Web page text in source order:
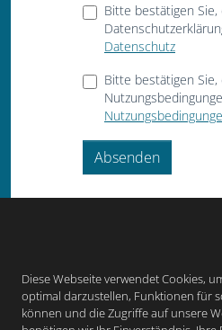
Bitte bestätigen Sie,
Datenschutz
Bitte bestätigen Sie,
Absenden
Diese Webseite verwendet Cookies,
optimal darzustellen, Funktionen für
können und die Zugriffe auf unsere